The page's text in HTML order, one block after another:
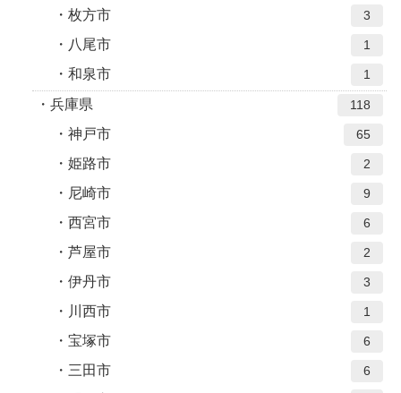
枚方市 3
八尾市 1
和泉市 1
兵庫県 118
神戸市 65
姫路市 2
尼崎市 9
西宮市 6
芦屋市 2
伊丹市 3
川西市 1
宝塚市 6
三田市 6